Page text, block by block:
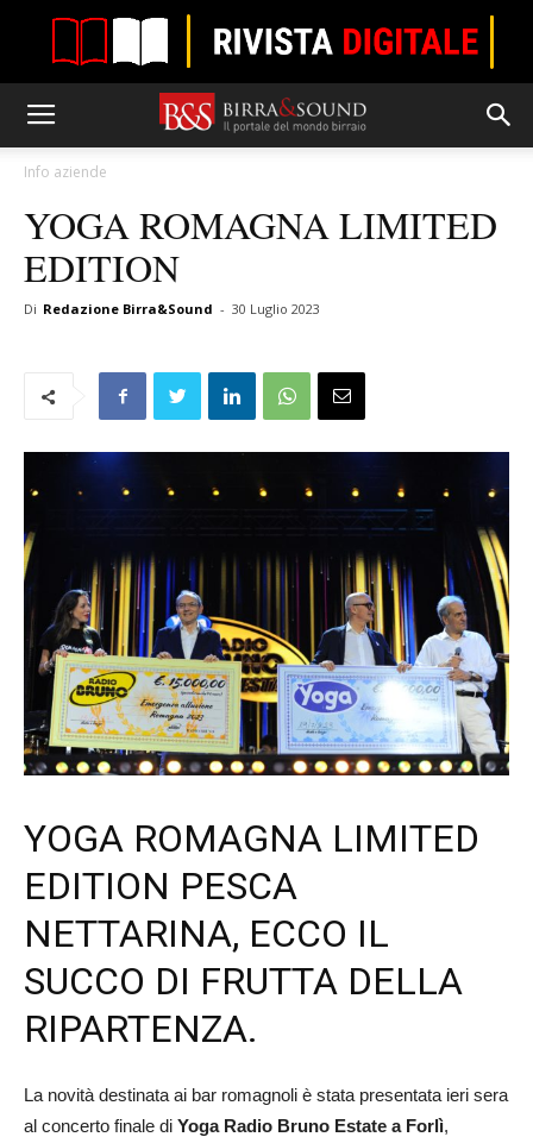
Info aziende
YOGA ROMAGNA LIMITED
EDITION
Di Redazione Birra&Sound - 30 Luglio 2023
YOGA ROMAGNA LIMITED
EDITION PESCA
NETTARINA, ECCO IL
SUCCO DI FRUTTA DELLA
RIPARTENZA.
La novità destinata ai bar romagnoli è stata presentata ieri sera
al concerto finale di Yoga Radio Bruno Estate a Forlì,